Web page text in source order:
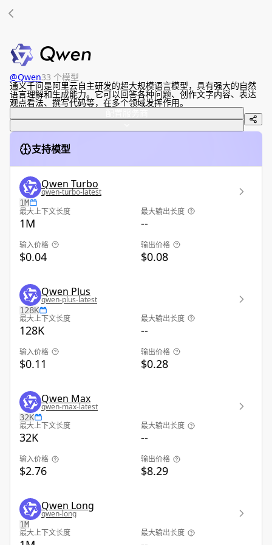
@Qwen33 个模型
通义千问是阿里云自主研发的超大规模语言模型，具有强大的自然
语言理解和生成能力。它可以回答各种问题、创作文字内容、表达
观点看法、撰写代码等，在多个领域发挥作用。
支持模型
Qwen Turbo
qwen-turbo-latest
1M
最大上下文长度
1M
最大输出长度
--
输入价格
$0.04
输出价格
$0.08
Qwen Plus
qwen-plus-latest
128K
最大上下文长度
128K
最大输出长度
--
输入价格
$0.11
输出价格
$0.28
Qwen Max
qwen-max-latest
32K
最大上下文长度
32K
最大输出长度
--
输入价格
$2.76
输出价格
$8.29
Qwen Long
qwen-long
1M
最大上下文长度 最大输出长度